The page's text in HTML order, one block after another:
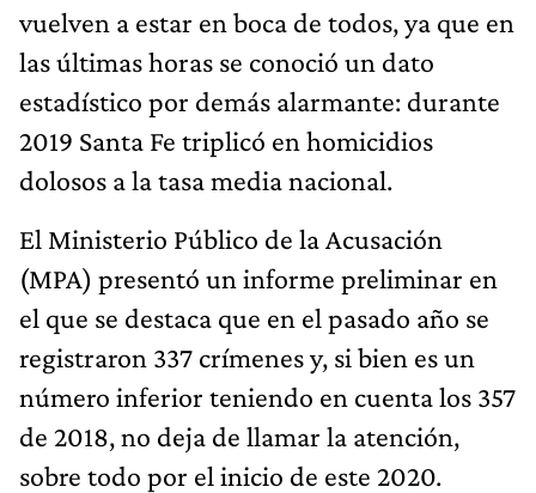
vuelven a estar en boca de todos, ya que en
las últimas horas se conoció un dato
estadístico por demás alarmante: durante
2019 Santa Fe triplicó en homicidios
dolosos a la tasa media nacional.
El Ministerio Público de la Acusación
(MPA) presentó un informe preliminar en
el que se destaca que en el pasado año se
registraron 337 crímenes y, si bien es un
número inferior teniendo en cuenta los 357
de 2018, no deja de llamar la atención,
sobre todo por el inicio de este 2020.